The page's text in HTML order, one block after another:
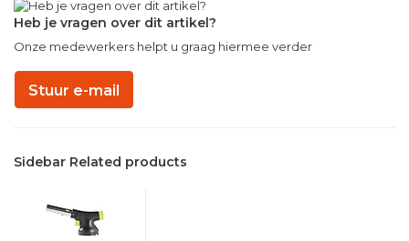
Heb je vragen over dit artikel?
Onze medewerkers helpt u graag hiermee verder
Stuur e-mail
Sidebar Related products